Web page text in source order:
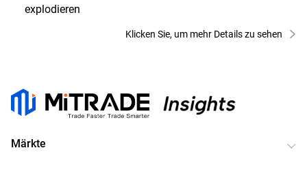
explodieren
Klicken Sie, um mehr Details zu sehen
Märkte